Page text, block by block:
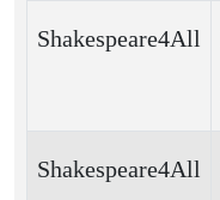
Shakespeare4All
Shakespeare4All